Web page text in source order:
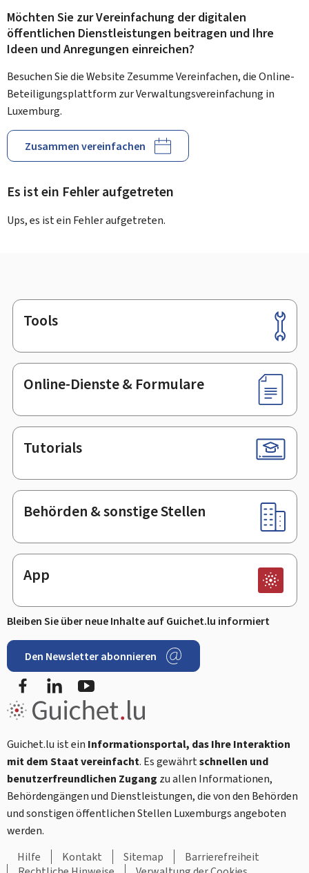
Möchten Sie zur Vereinfachung der digitalen
öffentlichen Dienstleistungen beitragen und Ihre
Ideen und Anregungen einreichen?
Besuchen Sie die Website Zesumme Vereinfachen, die Online-
Beteiligungsplattform zur Verwaltungsvereinfachung in
Luxemburg.
Zusammen vereinfachen
Es ist ein Fehler aufgetreten
Ups, es ist ein Fehler aufgetreten.
Footer
Tools
Online-Dienste & Formulare
Tutorials
Behörden & sonstige Stellen
App
Bleiben Sie über neue Inhalte auf Guichet.lu informiert
Den Newsletter abonnieren
FacebookLinkedIn
Guichet.lu ist ein Informationsportal, das Ihre Interaktion
mit dem Staat vereinfacht. Es gewährtschnellen und
benutzerfreundlichen Zugang zu allen Informationen,
Behördengängen und Dienstleistungen, die von den Behörden
und sonstigen öffentlichen Stellen Luxemburgs angeboten
werden.
Hilfe
Kontakt Sitemap
Barrierefreiheit